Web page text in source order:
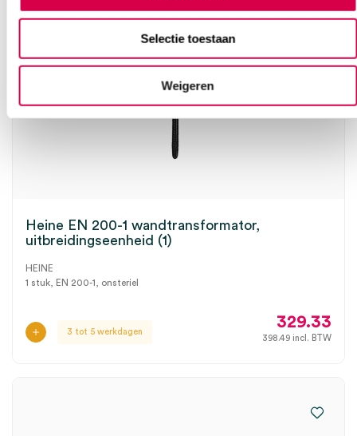
Selectie toestaan
Weigeren
Heine EN 200-1 wandtransformator,
uitbreidingseenheid (1)
HEINE
1 stuk, EN 200-1, onsteriel
3 tot 5 werkdagen
329.33
398.49 incl. BTW